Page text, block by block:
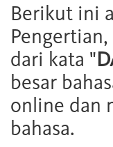
Berikut ini
dari kata "
besar
online dan
bahasa.